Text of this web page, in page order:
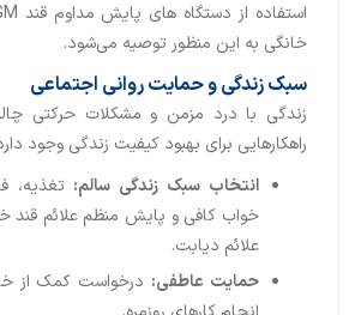
خانگی به این منظور توصیه می‌شود.
سبک زندگی و حمایت روانی اجتماعی
زندگی با درد مزمن و مشکلات حرکتی
راهکارهایی برای بهبود کیفیت زندگی وجود
انتخاب سبک زندگی سالم: تغذیه،
خواب کافی و پایش منظم علائم قند
علائم دیابت.
حمایت عاطفی: درخواست کمک از